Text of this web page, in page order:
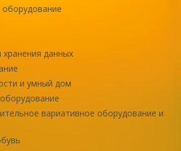
данных
и умный дом
вариативное оборудование и